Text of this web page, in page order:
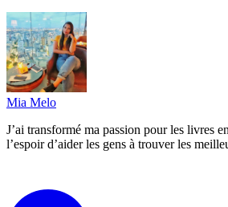
Mia Melo
J’ai transformé ma passion pour les livres
l’espoir d’aider les gens à trouver les